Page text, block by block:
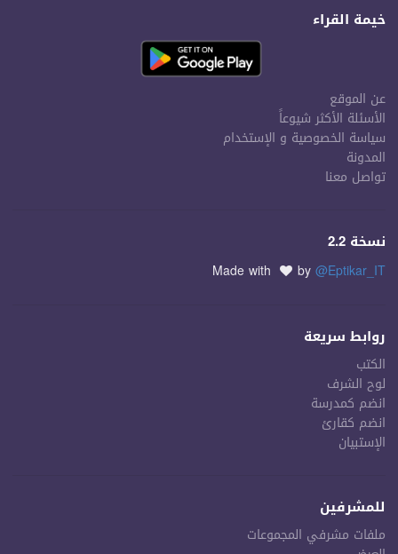
خيمة القراء
عن الموقع
الأسئلة الأكثر شيوعاً
سياسة الخصوصية و الإستخدام
المدونة
تواصل معنا
نسخة 2.2
Made with by@Eptikar_IT
روابط سريعة
الكتب
لوح الشرف
انضم كمدرسة
انضم كقارئ
الإستبيان
للمشرفين
ملفات مشرفي المجموعات